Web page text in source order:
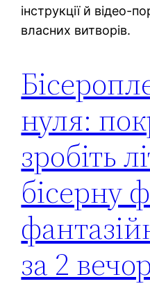
інструкції й відео-
власних витворів.
нуля:
зробіть
бісерну
за 2